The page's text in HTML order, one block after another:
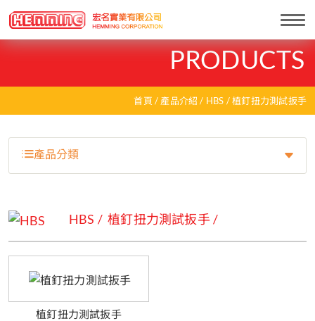
PRODUCTS
首頁 產品介紹 HBS 植釘扭力測試扳手
產品分類
HBS 植釘扭力測試扳手
植釘扭力測試扳手